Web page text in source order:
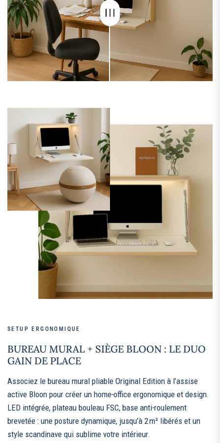
SETUP ERGONOMIQUE
BUREAU MURAL + SIÈGE BLOON : LE DUO
GAIN DE PLACE
Associez le bureau mural pliable Original Edition à l’assise
active Bloon pour créer un home‑office ergonomique et design.
LED intégrée, plateau bouleau FSC, base anti‑roulement
brevetée : une posture dynamique, jusqu’à 2 m² libérés et un
style scandinave qui sublime votre intérieur.